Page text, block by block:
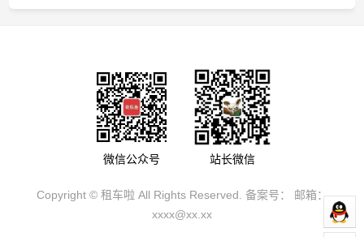
微信公众号 站长微信
Copyright © 租车啦 All Rights Reserved. 备案号：
邮箱：
xxxx@xx.xx